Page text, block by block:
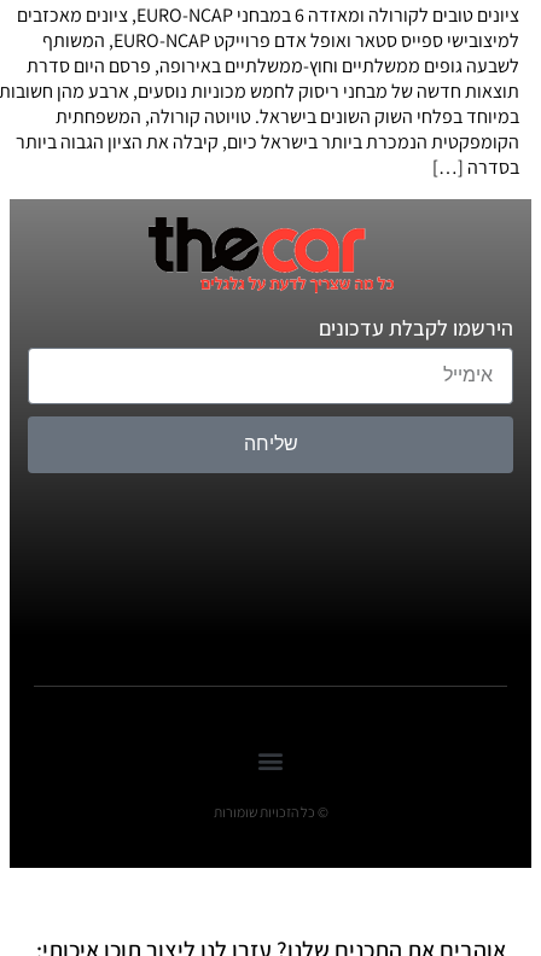
ציונים טובים לקורולה ומאזדה 6 במבחני EURO-NCAP, ציונים מאכזבים
למיצובישי ספייס סטאר ואופל אדם פרוייקט EURO-NCAP, המשותף
לשבעה גופים ממשלתיים וחוץ-ממשלתיים באירופה, פרסם היום סדרת
תוצאות חדשה של מבחני ריסוק לחמש מכוניות נוסעים, ארבע מהן חשובות
במיוחד בפלחי השוק השונים בישראל. טויוטה קורולה, המשפחתית
הקומפקטית הנמכרת ביותר בישראל כיום, קיבלה את הציון הגבוה ביותר
בסדרה […]
הירשמו לקבלת עדכונים
שליחה
© כל הזכויות שומורות